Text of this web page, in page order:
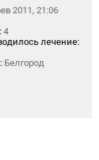
2011, 21:06
4
лечение:
Белгород